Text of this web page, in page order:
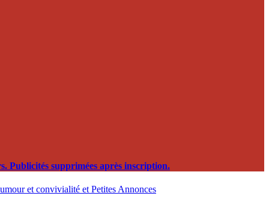
Publicités supprimées après inscription.
et convivialité et Petites Annonces